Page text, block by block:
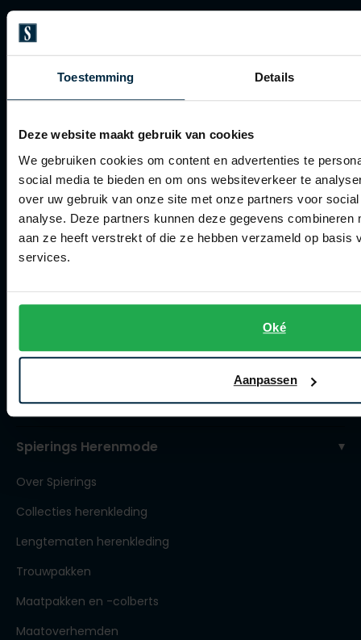
Toestemming Details
Deze website maakt gebruik van cookies
We gebruiken cookies om content en advertenties te
social media te bieden en om ons websiteverkeer te
over uw gebruik van onze site met onze partners voor
analyse. Deze partners kunnen deze gegevens combineren
aan ze heeft verstrekt of die ze hebben verzameld op basis
services.
Oké
Aanpassen
Veelgestelde vragen
Bestellen
Klachtenafhandeling
Actievoorwaarden
Artikelonderhoud
Contact webshop
Spierings Herenmode
Over Spierings
Collecties herenkleding
Lengtematen herenkleding
Trouwpakken
Maatpakken en -colberts
Maatoverhemden